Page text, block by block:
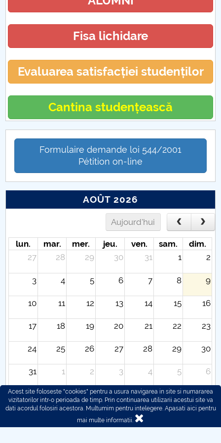
Fisa lichidare
Evaluarea satisfacției studenților
Cantina studențească
Formulaire demande loi 544/2001
Pétition on-line
AOÛT 2026
Aujourd'hui
lun. mar. mer. jeu. ven. sam.
dim.
27
28 29 30 31 1 2
3 4 5 6 7 8 9
10 11 12 13 14 15 16
17 18 19 20 21 22 23
24 25 26 27 28 29 30
31 1 2 3 4 5 6
Acest site foloseste "cookies" pentru a usura navigarea in site si numararea
vizitatorilor intr-o perioada de timp. Prin continuarea utilizarii acestui site va
dati acordul folosiri acestora. Multumim pentru intelegere. Apasati aici pentru
mai multe informatii.